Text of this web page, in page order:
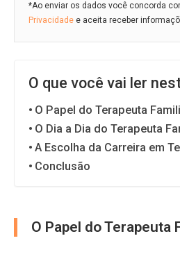
*Ao enviar os dados você concorda
Privacidade e aceita receber
O que você vai ler
O Papel do Terapeuta
O Dia a Dia do Terapeuta
A Escolha da Carreira em
Conclusão
O Papel do Terapeuta